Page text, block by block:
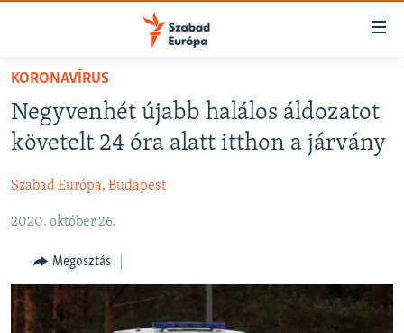
Akadálymentes
Ugrás
fő
oldalra
Ugrás
NAPIRENDEN
AKTUÁLIS
VIDEÓK
ELEMZŐ
NER15
SZABADON
TÁRSADALOM
KORONAVÍRUS
Negyvenhét újabb halálos áldozatot
követelt 24 óra alatt itthon a járvány
Szabad Európa, Budapest
2020. október 26.
Megosztás